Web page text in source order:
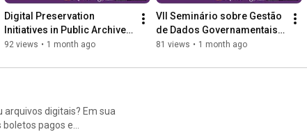
Se tiver dúvidas, entre em contato conosco em
faleconosco@arquivoestado.sp.gov.br - (11) 2868-
4541/4542/4540
Digital Preservation
Initiatives in Public Archives
| 10th National Archives
92 views • 1 month ago
VII Seminário sobre Gestão
de Dados Governamentais |
10ª Semana Nacional de
81 views • 1 month ago
digitais? Em sua
boletos pagos e